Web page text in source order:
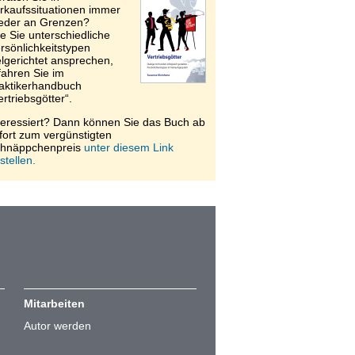
immer
an Grenzen?
Sie unterschiedliche
ansprechen,
Sie im
Dann können Sie das Buch ab
zum vergünstigten
unter diesem Link
Mitarbeiten
Autor werden